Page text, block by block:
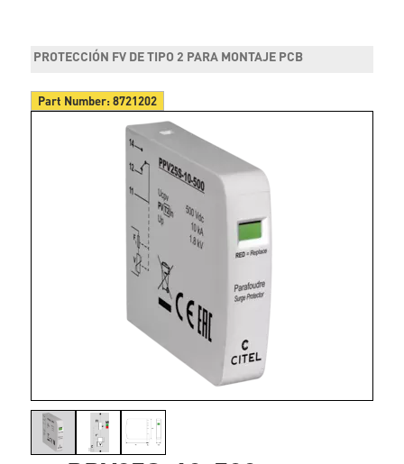
PROTECCIÓN FV DE TIPO 2 PARA MONTAJE PCB
Part Number:8721202